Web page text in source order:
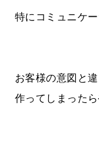
特にコミュニケー
お客様の意図と
作ってしまったら